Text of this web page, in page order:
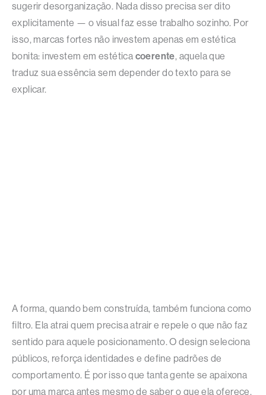
sugerir desorganização. Nada disso precisa ser dito
explicitamente — o visual faz esse trabalho sozinho. Por
isso, marcas fortes não investem apenas em estética
bonita: investem em estética coerente, aquela que
traduz sua essência sem depender do texto para se
explicar.
A forma, quando bem construída, também funciona como
filtro. Ela atrai quem precisa atrair e repele o que não faz
sentido para aquele posicionamento. O design seleciona
públicos, reforça identidades e define padrões de
comportamento. É por isso que tanta gente se apaixona
por uma marca antes mesmo de saber o que ela oferece.